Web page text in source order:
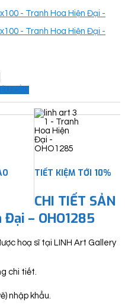
CẦU
TIẾT KIỆM TỚI 10%
CHI TIẾT SẢN
– OHO1285
hoạ sĩ tại LINH Art Gallery
chi tiết.
nhập khẩu.